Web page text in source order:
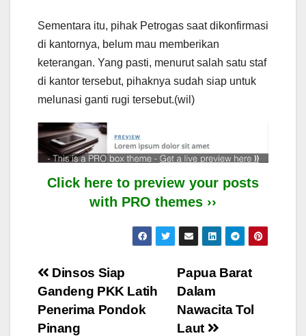
Sementara itu, pihak Petrogas saat dikonfirmasi
di kantornya, belum mau memberikan
keterangan. Yang pasti, menurut salah satu staf
di kantor tersebut, pihaknya sudah siap untuk
melunasi ganti rugi tersebut.(wil)
Click here to preview your posts
with PRO themes ››
Post
navigation
Papua Barat
Dalam
Nawacita Tol
Laut
Dinsos Siap
Gandeng PKK Latih
Penerima Pondok
Pinang